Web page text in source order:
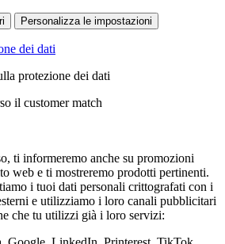
Personalizza le impostazioni
dei dati
protezione dei dati
il customer match
ti informeremo anche su promozioni
web e ti mostreremo prodotti pertinenti.
i tuoi dati personali crittografati con i
e utilizziamo i loro canali pubblicitari
che tu utilizzi già i loro servizi: